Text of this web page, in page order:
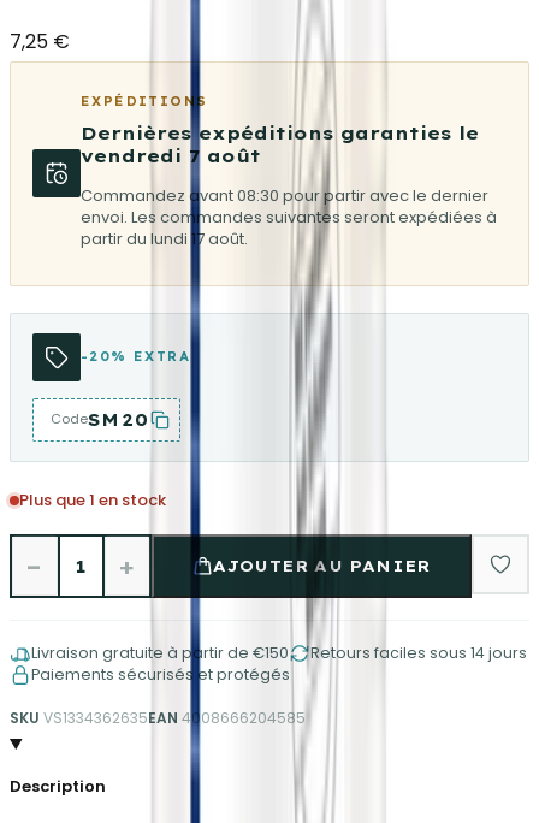
7,25 €
EXPÉDITIONS
Dernières expéditions garanties le
vendredi 7 août
Commandez avant 08:30 pour partir avec le dernier
envoi. Les commandes suivantes seront expédiées à
partir du lundi 17 août.
-20% EXTRA
CodeSM20
Plus que 1 en stock
− 1 + AJOUTER AU PANIER
Livraison gratuite à partir de €150
Retours faciles sous 14 jours
Paiements sécurisés et protégés
SKU VS1334362635EAN 4008666204585
Description